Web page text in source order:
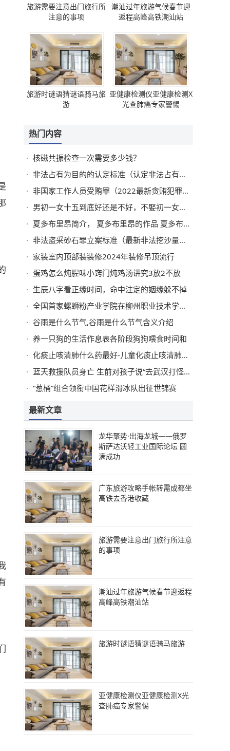
旅游需要注意出门旅行所
注意的事项
潮汕过年旅游气候春节迎
返程高峰高铁潮汕站
旅游时谜语猜谜语骑马旅
游
亚健康检测仪亚健康检测X
光查肺癌专家警惕
热门内容
核磁共振检查一次需要多少钱？
非法占有为目的的认定标准（认定非法占有的故意）
非国家工作人员受贿罪（2022最新贪贿犯罪量刑标准）
男初一女十五到底好还是不好，不娶初一女不嫁十五男
夏多布里昂简介， 夏多布里昂的作品 夏多布里昂代表作
非法盗采砂石罪立案标准（最新非法挖沙量刑标准）
家装室内顶部装装修2024年装修吊顶流行
蛋鸡怎么炖腥味小窍门炖鸡汤讲究3放2不放
生辰八字看正缘时间，命中注定的姻缘躲不掉
全国首家螺蛳粉产业学院在柳州职业技术学院揭牌
谷雨是什么节气,谷雨是什么节气含义介绍
养一只狗的生活作息表各阶段狗狗喂食时间和
化痰止咳清肺什么药最好-儿童化痰止咳清肺什么药最好
蓝天救援队员身亡 生前对孩子说“去武汉打怪兽了”
“葱桶”组合领衔中国花样滑冰队出征世锦赛
最新文章
龙华聚势·出海龙城——俄罗
斯萨达沃轻工业国际论坛 圆
满成功
广东旅游攻略手帐转需成都坐
高铁去香港收藏
旅游需要注意出门旅行所注意
的事项
潮汕过年旅游气候春节迎返程
高峰高铁潮汕站
旅游时谜语猜谜语骑马旅游
亚健康检测仪亚健康检测X光
查肺癌专家警惕